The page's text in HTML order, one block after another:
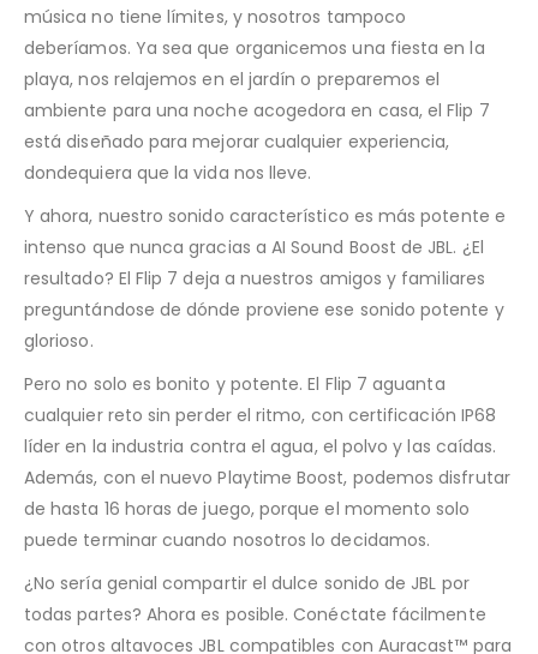
música no tiene límites, y nosotros tampoco
deberíamos. Ya sea que organicemos una fiesta en la
playa, nos relajemos en el jardín o preparemos el
ambiente para una noche acogedora en casa, el Flip 7
está diseñado para mejorar cualquier experiencia,
dondequiera que la vida nos lleve.
Y ahora, nuestro sonido característico es más potente e
intenso que nunca gracias a AI Sound Boost de JBL. ¿El
resultado? El Flip 7 deja a nuestros amigos y familiares
preguntándose de dónde proviene ese sonido potente y
glorioso.
Pero no solo es bonito y potente. El Flip 7 aguanta
cualquier reto sin perder el ritmo, con certificación IP68
líder en la industria contra el agua, el polvo y las caídas.
Además, con el nuevo Playtime Boost, podemos disfrutar
de hasta 16 horas de juego, porque el momento solo
puede terminar cuando nosotros lo decidamos.
¿No sería genial compartir el dulce sonido de JBL por
todas partes? Ahora es posible. Conéctate fácilmente
con otros altavoces JBL compatibles con Auracast™ para